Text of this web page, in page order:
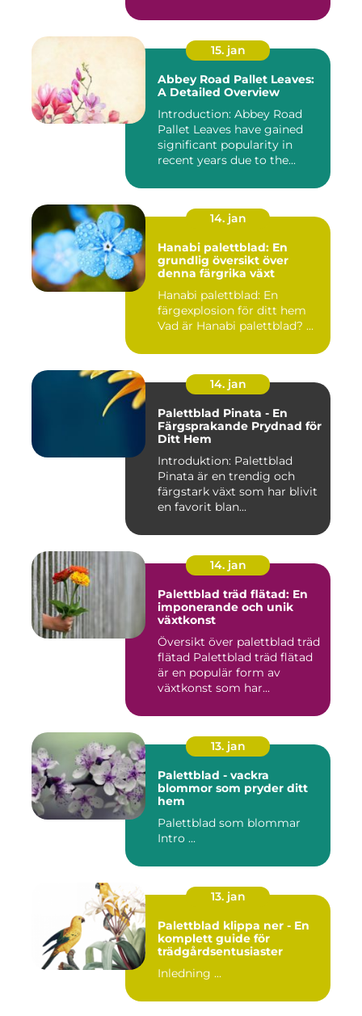
15. jan
Abbey Road Pallet Leaves:
A Detailed Overview
Introduction: Abbey Road
Pallet Leaves have gained
significant popularity in
recent years due to the...
14. jan
Hanabi palettblad: En
grundlig översikt över
denna färgrika växt
Hanabi palettblad: En
färgexplosion för ditt hem
Vad är Hanabi palettblad? ...
14. jan
Palettblad Pinata - En
Färgsprakande Prydnad för
Ditt Hem
Introduktion: Palettblad
Pinata är en trendig och
färgstark växt som har blivit
en favorit blan...
14. jan
Palettblad träd flätad: En
imponerande och unik
växtkonst
Översikt över palettblad träd
flätad Palettblad träd flätad
är en populär form av
växtkonst som har...
13. jan
Palettblad - vackra
blommor som pryder ditt
hem
Palettblad som blommar
Intro ...
13. jan
Palettblad klippa ner - En
komplett guide för
trädgårdsentusiaster
Inledning ...